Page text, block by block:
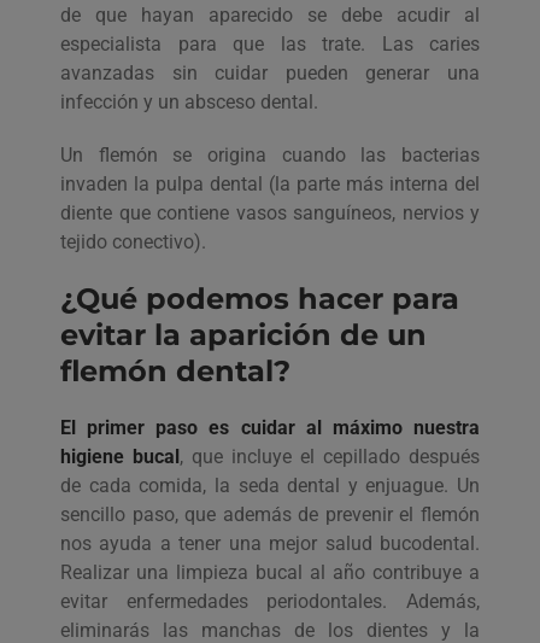
de que hayan aparecido se debe acudir al
especialista para que las trate. Las caries
avanzadas sin cuidar pueden generar una
infección y un absceso dental.
Un flemón se origina cuando las bacterias
invaden la pulpa dental (la parte más interna del
diente que contiene vasos sanguíneos, nervios y
tejido conectivo).
¿Qué podemos hacer para
evitar la aparición de un
flemón dental?
El primer paso es cuidar al máximo nuestra
higiene bucal, que incluye el cepillado después
de cada comida, la seda dental y enjuague. Un
sencillo paso, que además de prevenir el flemón
nos ayuda a tener una mejor salud bucodental.
Realizar una limpieza bucal al año contribuye a
evitar enfermedades periodontales. Además,
eliminarás las manchas de los dientes y la